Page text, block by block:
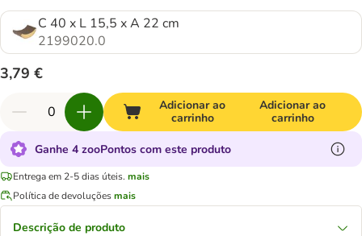
C 40 x L 15,5 x A 22 cm
2199020.0
3,79 €
Adicionar ao
carrinho
Adicionar ao
carrinho
Ganhe 4 zooPontos com este produto
Entrega em 2-5 dias úteis. mais
Política de devoluçõesmais
Descrição de produto